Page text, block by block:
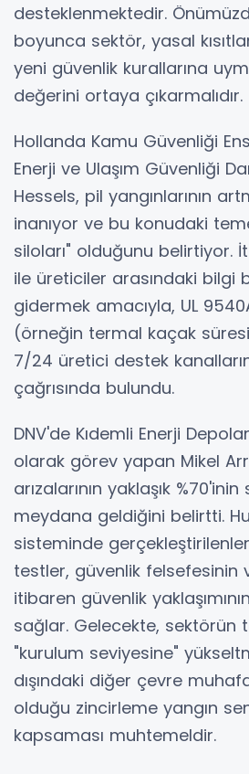
desteklenmektedir.
boyunca sektör, yasal
yeni güvenlik kurallarına
değerini ortaya çıkarmalıdır.
Hollanda Kamu Güvenliği
Enerji ve Ulaşım Güvenliği
Hessels, pil yangınlarının
inanıyor ve bu konudaki
siloları" olduğunu belirtiyor.
ile üreticiler arasındaki bilgi
gidermek amacıyla, UL
(örneğin termal kaçak
7/24 üretici destek
çağrısında bulundu.
DNV'de Kıdemli Enerji
olarak görev yapan Mikel
arızalarının yaklaşık
meydana geldiğini belirtti.
sisteminde
testler, güvenlik felsefesinin
itibaren güvenlik
sağlar. Gelecekte, sektörün
"kurulum seviyesine"
dışındaki diğer çevre
olduğu zincirleme yangın
kapsaması muhtemeldir.